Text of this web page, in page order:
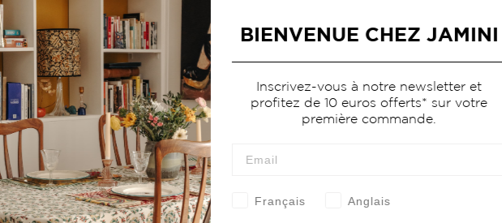
L'Art de Vivre Jamini
BIENVENUE CHEZ JAMINI
Inscrivez-vous à notre newsletter et
profitez de 10 euros offerts* sur votre
première commande.
Français Anglais